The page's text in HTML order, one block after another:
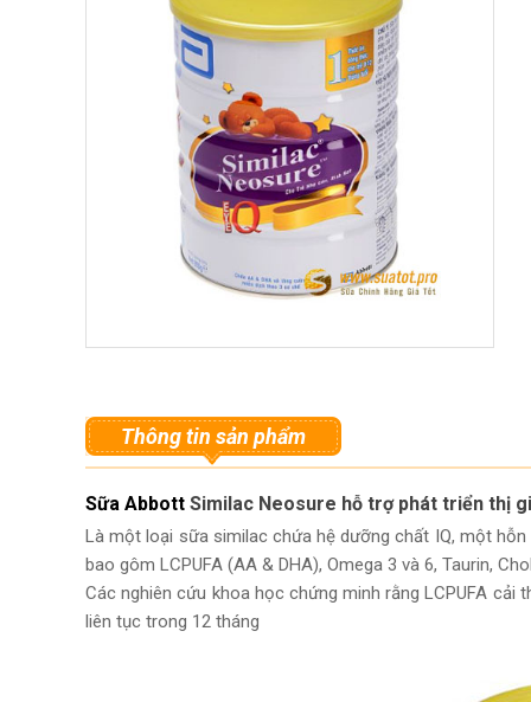
Thông tin sản phẩm
Sữa Abbott Similac Neosure hỗ trợ phát triển thị
Là một loại sữa similac chứa hệ dưỡng chất IQ, một
bao gôm LCPUFA (AA & DHA), Omega 3 và 6, Taurin,
Các nghiên cứu khoa học chứng minh rằng LCPUFA
liên tục trong 12 tháng